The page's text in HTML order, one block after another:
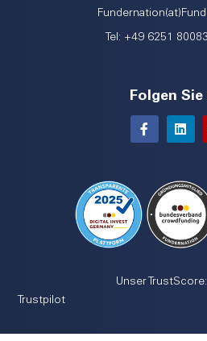
Tel: +49 6251
Folgen Sie
Unser TrustScore:
Trustpilot